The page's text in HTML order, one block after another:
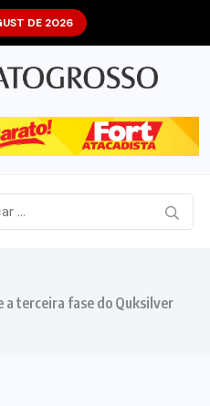
DE 2026
a terceira fase do Quksilver